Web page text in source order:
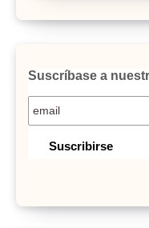
Suscríbase a